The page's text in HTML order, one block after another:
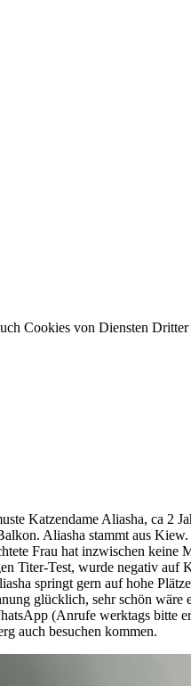
Cookies von Diensten
Katzendame Aliasha, ca 2
Aliasha stammt aus
Frau hat inzwischen
Titer-Test, wurde negativ auf
springt gern auf hohe
glücklich, sehr schön
(Anrufe werktags bitte
auch besuchen kommen.